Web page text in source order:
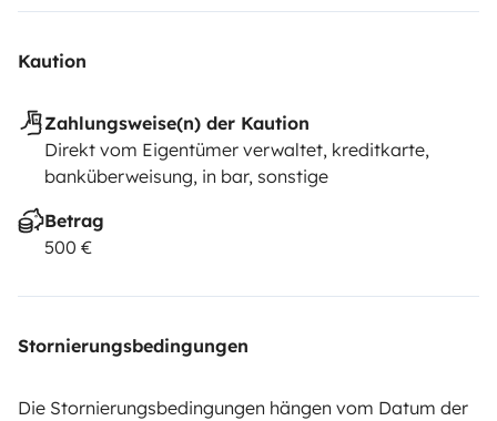
Kaution
Zahlungsweise(n) der Kaution
Direkt vom Eigentümer verwaltet, kreditkarte,
banküberweisung, in bar, sonstige
Betrag
500 €
Stornierungsbedingungen
Die Stornierungsbedingungen hängen vom Datum der